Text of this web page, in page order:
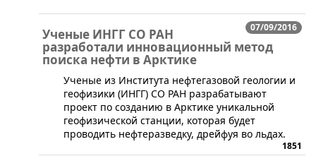
07/09/2016
Ученые ИНГГ СО РАН
разработали инновационный метод
поиска нефти в Арктике
​Ученые из Института нефтегазовой геологии и
геофизики (ИНГГ) СО РАН разрабатывают
проект по созданию в Арктике уникальной
геофизической станции, которая будет
проводить нефтеразведку, дрейфуя во льдах.
1851